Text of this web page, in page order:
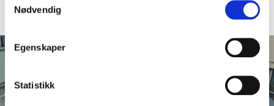
t
k
e
Nødvendig
Egenskaper
Statistikk